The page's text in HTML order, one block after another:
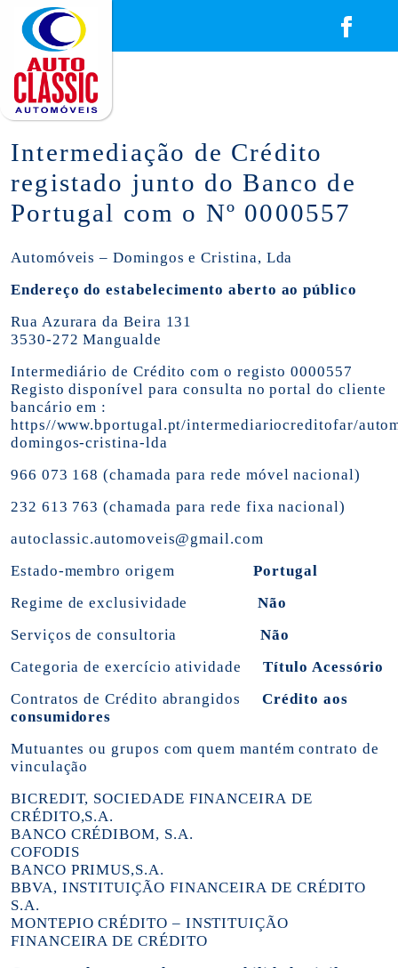
Intermediação de Crédito
registado junto do Banco de
Portugal com o Nº 0000557
Automóveis – Domingos e Cristina, Lda
Endereço do estabelecimento aberto ao público
Rua Azurara da Beira 131
3530-272 Mangualde
Intermediário de Crédito com o registo 0000557
Registo disponível para consulta no portal do cliente
bancário em :
https//www.bportugal.pt/intermediariocreditofar/
domingos-cristina-lda
966 073 168 (chamada para rede móvel nacional)
232 613 763 (chamada para rede fixa nacional)
autoclassic.automoveis@gmail.com
Estado-membro origem
Portugal
Regime de exclusividadeNão
Serviços de consultoriaNão
Categoria de exercício atividadeTítulo Acessório
Contratos de Crédito abrangidosCrédito aos
consumidores
Mutuantes ou grupos com quem mantém contrato de
vinculação
BICREDIT, SOCIEDADE FINANCEIRA DE
CRÉDITO,S.A.
BANCO CRÉDIBOM, S.A.
COFODIS
BANCO PRIMUS,S.A.
BBVA, INSTITUIÇÃO FINANCEIRA DE CRÉDITO
S.A.
MONTEPIO CRÉDITO – INSTITUIÇÃO
FINANCEIRA DE CRÉDITO